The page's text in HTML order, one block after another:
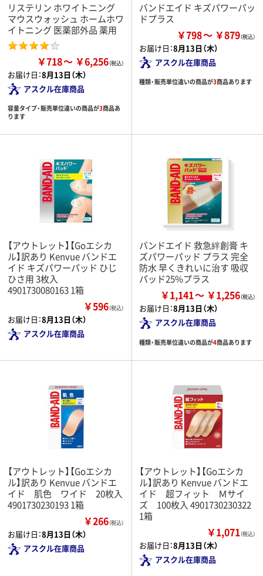
リステリン ホワイトニング
マウスウォッシュ ホームホワ
イトニング 医薬部外品 薬用
￥718 ￥6,256
お届け日：8月13日（木）
アスクル在庫商品
容量タイプ・販売単位違いの商品が3商品あ
ります
バンドエイド キズパワーパッ
ドプラス
￥798 ￥879
お届け日：8月13日（木）
アスクル在庫商品
種類・販売単位違いの商品が3商品あります
【アウトレット】【Goエシカ
ル】訳あり Kenvue バンドエ
イド キズパワーパッド ひじ
ひさ用 3枚入
4901730080163 1箱
￥596（税込）
お届け日：8月13日（木）
アスクル在庫商品
バンドエイド 救急絆創膏 キ
ズパワーパッド プラス 完全
防水 早くきれいに治す 吸収
パッド25%プラス
￥1,141 ￥1,256
お届け日：8月13日（木）
アスクル在庫商品
種類・販売単位違いの商品が4商品あります
【アウトレット】【Goエシカ
ル】訳あり Kenvue バンドエ
イド 肌色 ワイド 20枚入
4901730230193 1箱
￥266（税込）
お届け日：8月13日（木）
アスクル在庫商品
【アウトレット】【Goエシカ
ル】訳あり Kenvue バンドエ
イド 超フィット Ｍサイ
ズ 100枚入 4901730230322
1箱
￥1,071（税込）
お届け日：8月13日（木）
アスクル在庫商品